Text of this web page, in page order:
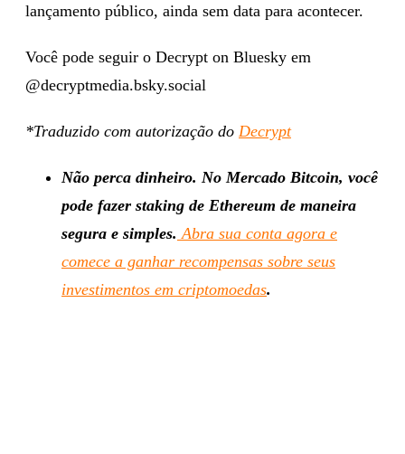
lançamento público, ainda sem data para acontecer.
Você pode seguir o Decrypt on Bluesky em
@decryptmedia.bsky.social
*Traduzido com autorização do Decrypt
Não perca dinheiro. No Mercado Bitcoin, você
pode fazer staking de Ethereum de maneira
segura e simples. Abra sua conta agora e
comece a ganhar recompensas sobre seus
investimentos em criptomoedas.